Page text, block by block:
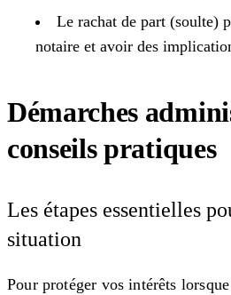
Le rachat de part (soulte)
notaire et avoir des
Démarches
conseils pratiques
Les étapes essentielles
situation
Pour protéger vos intérêts